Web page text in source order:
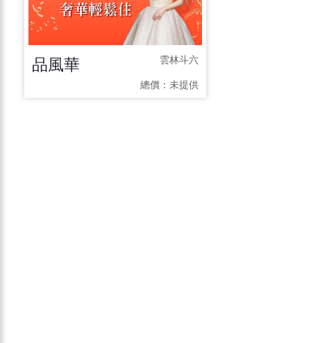
品風華 雲林斗六
總價： 未提供